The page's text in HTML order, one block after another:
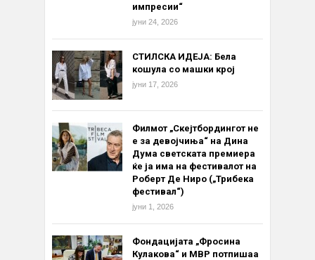
импресии“
јуни 24, 2026
СТИЛСКА ИДЕЈА: Бела
кошула со машки крој
јуни 17, 2026
Филмот „Скејтбордингот не
е за девојчиња“ на Дина
Дума светската премиера
ќе ја има на фестивалот на
Роберт Де Ниро („Трибека
фестивал“)
јуни 1, 2026
Фондацијата „Фросина
Кулакова“ и МВР потпишаа